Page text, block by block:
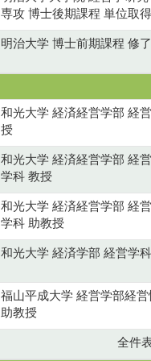
専攻 博士後期課程 単位取
明治大学 博士前期課程 修了
和光大学 経済経営学部 経
授
和光大学 経済経営学部 経
学科 教授
和光大学 経済経営学部 経
学科 助教授
和光大学 経済学部 経営学
福山平成大学 経営学部経
助教授
全件